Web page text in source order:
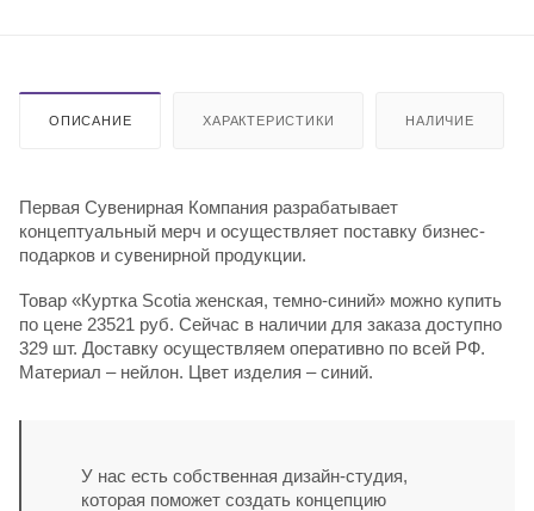
ОПИСАНИЕ ХАРАКТЕРИСТИКИ НАЛИЧИЕ
Первая Сувенирная Компания разрабатывает
концептуальный мерч и осуществляет поставку бизнес-
подарков и сувенирной продукции.
Товар «Куртка Scotia женская, темно-синий» можно купить
по цене 23521 руб. Сейчас в наличии для заказа доступно
329 шт. Доставку осуществляем оперативно по всей РФ.
Материал – нейлон. Цвет изделия – синий.
У нас есть собственная дизайн-студия,
которая поможет создать концепцию